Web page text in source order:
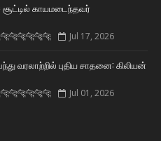
சூட்டில் காயமடைந்தவர்
Jul 17, 2026
வரலாற்றில் புதிய சாதனை: கிலியன்
Jul 01, 2026